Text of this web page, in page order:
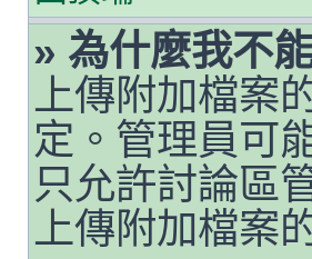
» 為什麼我不
上傳附加檔案
定。管理員可
只允許討論區
上傳附加檔案